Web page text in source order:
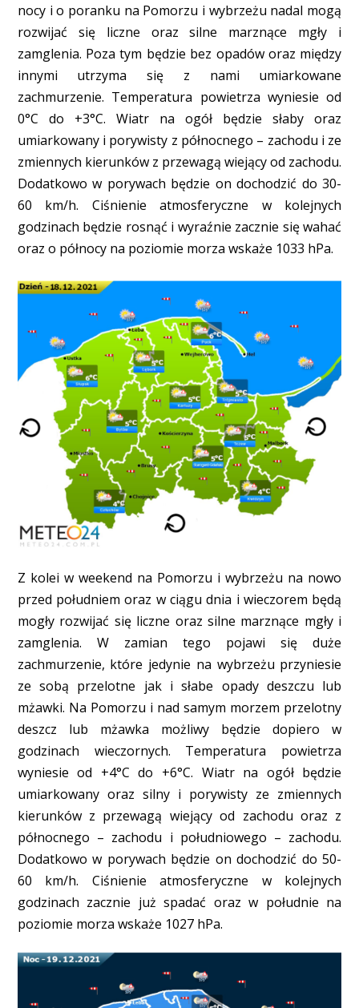
nocy i o poranku na Pomorzu i wybrzeżu nadal mogą
rozwijać się liczne oraz silne marznące mgły i
zamglenia. Poza tym będzie bez opadów oraz między
innymi utrzyma się z nami umiarkowane
zachmurzenie. Temperatura powietrza wyniesie od
0°C do +3°C. Wiatr na ogół będzie słaby oraz
umiarkowany i porywisty z północnego – zachodu i ze
zmiennych kierunków z przewagą wiejący od zachodu.
Dodatkowo w porywach będzie on dochodzić do 30-
60 km/h. Ciśnienie atmosferyczne w kolejnych
godzinach będzie rosnąć i wyraźnie zacznie się wahać
oraz o północy na poziomie morza wskaże 1033 hPa.
Z kolei w weekend na Pomorzu i wybrzeżu na nowo
przed południem oraz w ciągu dnia i wieczorem będą
mogły rozwijać się liczne oraz silne marznące mgły i
zamglenia. W zamian tego pojawi się duże
zachmurzenie, które jedynie na wybrzeżu przyniesie
ze sobą przelotne jak i słabe opady deszczu lub
mżawki. Na Pomorzu i nad samym morzem przelotny
deszcz lub mżawka możliwy będzie dopiero w
godzinach wieczornych. Temperatura powietrza
wyniesie od +4°C do +6°C. Wiatr na ogół będzie
umiarkowany oraz silny i porywisty ze zmiennych
kierunków z przewagą wiejący od zachodu oraz z
północnego – zachodu i południowego – zachodu.
Dodatkowo w porywach będzie on dochodzić do 50-
60 km/h. Ciśnienie atmosferyczne w kolejnych
godzinach zacznie już spadać oraz w południe na
poziomie morza wskaże 1027 hPa.